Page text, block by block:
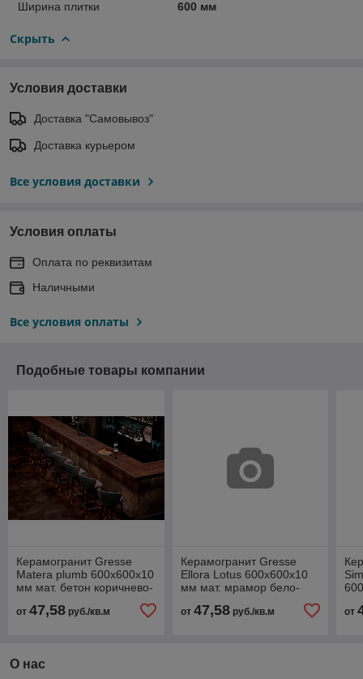
Ширина плитки
600 мм
Скрыть
Условия доставки
Доставка "Самовывоз"
Доставка курьером
Все условия доставки
Условия оплаты
Оплата по реквизитам
Наличными
Все условия оплаты
Подобные товары компании
Керамогранит Gresse
Matera plumb 600х600х10
мм мат. бетон коричнево-
от 47,58 руб./кв.м
Керамогранит Gresse
Ellora Lotus 600х600х10
мм мат. мрамор бело-
от 47,58руб./кв.м от
О нас